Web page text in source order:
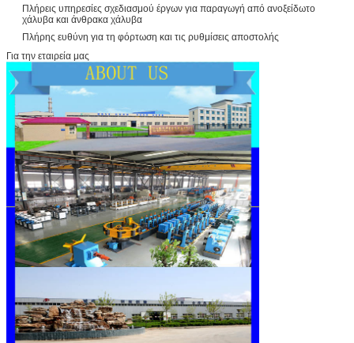
Πλήρεις υπηρεσίες σχεδιασμού έργων για παραγωγή από ανοξείδωτο
χάλυβα και άνθρακα χάλυβα
Πλήρης ευθύνη για τη φόρτωση και τις ρυθμίσεις αποστολής
Για την εταιρεία μας